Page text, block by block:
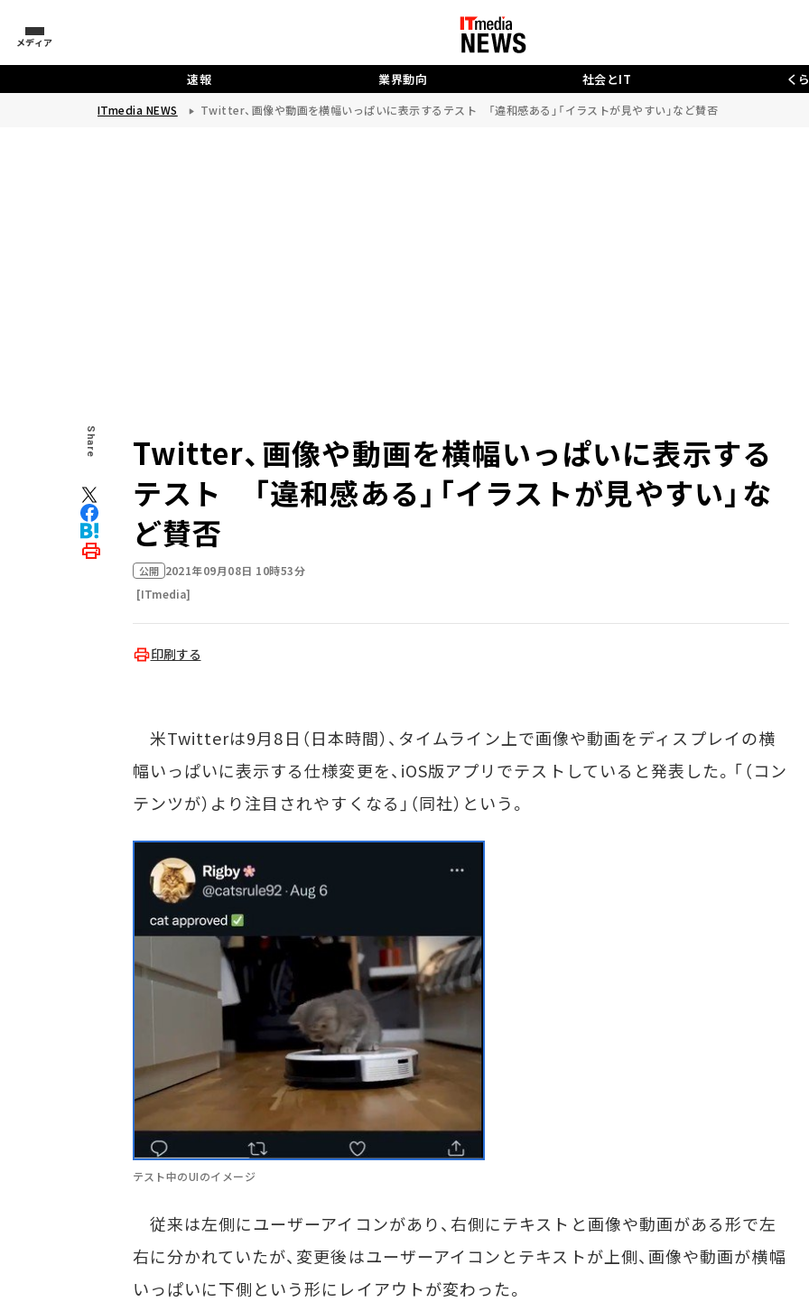
メディア
速報 業界動向 社会とIT く
ITmedia NEWS Twitter、画像や動画を横幅いっぱいに表示するテスト 「違和感ある」「イラストが見やすい」など賛否
Share
Twitter、画像や動画を横幅いっぱいに表示する
テスト 「違和感ある」「イラストが見やすい」な
ど賛否
公開 2021年09月08日 10時53分
[ITmedia]
印刷する
米Twitterは9月8日（日本時間）、タイムライン上で画像や動画をディスプレイの横
幅いっぱいに表示する仕様変更を、iOS版アプリでテストしていると発表した。「（コン
テンツが）より注目されやすくなる」（同社）という。
テスト中のUIのイメージ
従来は左側にユーザーアイコンがあり、右側にテキストと画像や動画がある形で左
右に分かれていたが、変更後はユーザーアイコンとテキストが上側、画像や動画が横幅
いっぱいに下側という形にレイアウトが変わった。